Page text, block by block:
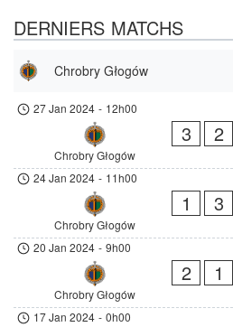
DERNIERS MATCHS
Chrobry Głogów
27 Jan 2024 - 12h00
Chrobry Głogów
3 2
24 Jan 2024 - 11h00
Chrobry Głogów
1 3
20 Jan 2024 - 9h00
Chrobry Głogów
2 1
17 Jan 2024 - 0h00